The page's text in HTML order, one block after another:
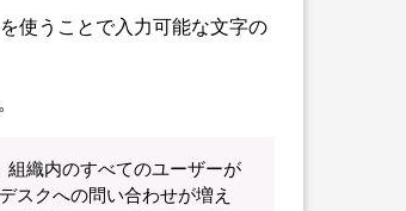
使うことで入力可能な文字の
織内のすべてのユーザーが
スクへの問い合わせが増え